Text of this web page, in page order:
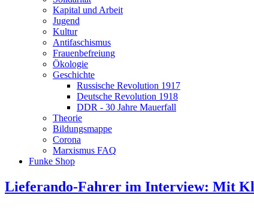
Kapital und Arbeit
Jugend
Kultur
Antifaschismus
Frauenbefreiung
Ökologie
Geschichte
Russische Revolution 1917
Deutsche Revolution 1918
DDR - 30 Jahre Mauerfall
Theorie
Bildungsmappe
Corona
Marxismus FAQ
Funke Shop
Lieferando-Fahrer im Interview: Mit